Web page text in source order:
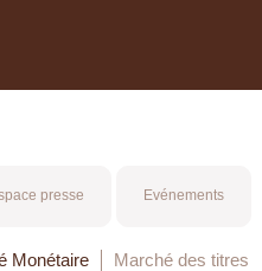
presse Evénements
Monétaire Marché des titres